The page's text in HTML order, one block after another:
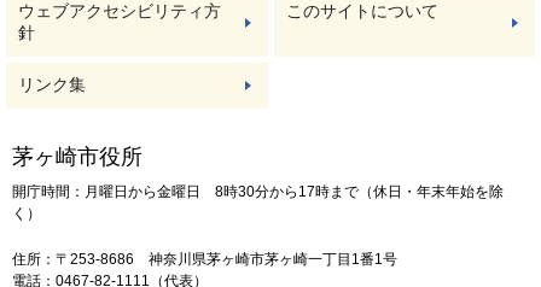
ウェブアクセシビリティ方
針
このサイトについて
リンク集
茅ヶ崎市役所
開庁時間：月曜日から金曜日 8時30分から17時まで（休日・年末年始を除
く）
住所：〒253-8686 神奈川県茅ヶ崎市茅ヶ崎一丁目1番1号
電話：0467-82-1111（代表）